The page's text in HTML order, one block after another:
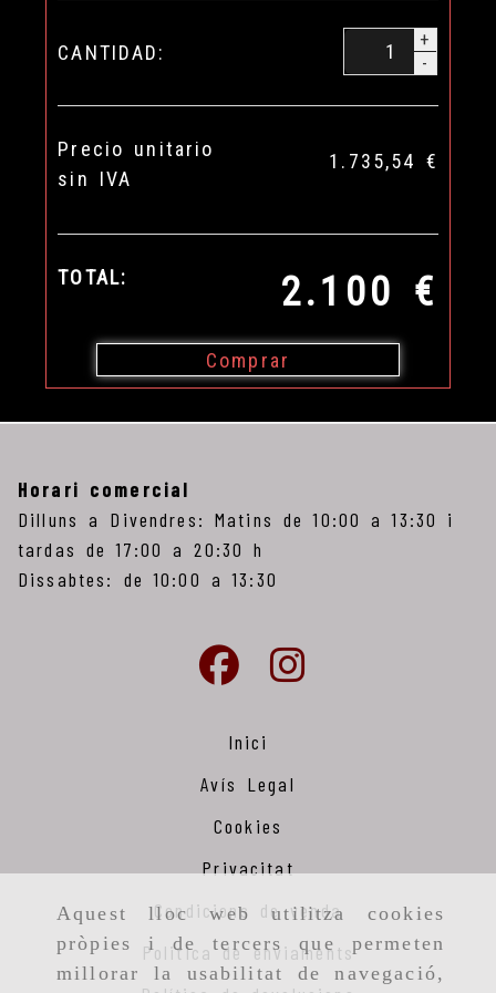
Aquest lloc web utilitza cookies
pròpies i de tercers que permeten
millorar la usabilitat de navegació,
CANTIDAD:
+
-
Precio unitario
sin IVA
1.735,54 €
TOTAL: 2.100 €
Comprar
Horari comercial
Dilluns a Divendres: Matins de 10:00 a 13:30 i
tardas de 17:00 a 20:30 h
Dissabtes: de 10:00 a 13:30
Inici
Avís Legal
Cookies
Privacitat
Condicions de venda
Politica de enviaments